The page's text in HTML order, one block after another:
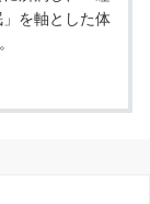
を軸とした体